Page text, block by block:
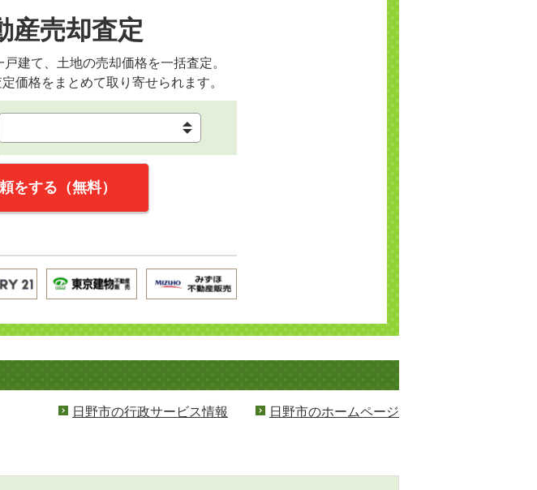
産売却査定
建て、土地の売却価格を一括査定。
価格をまとめて取り寄せられます。
をする（無料）
日野市の行政サービス情報 日野市のホームページ